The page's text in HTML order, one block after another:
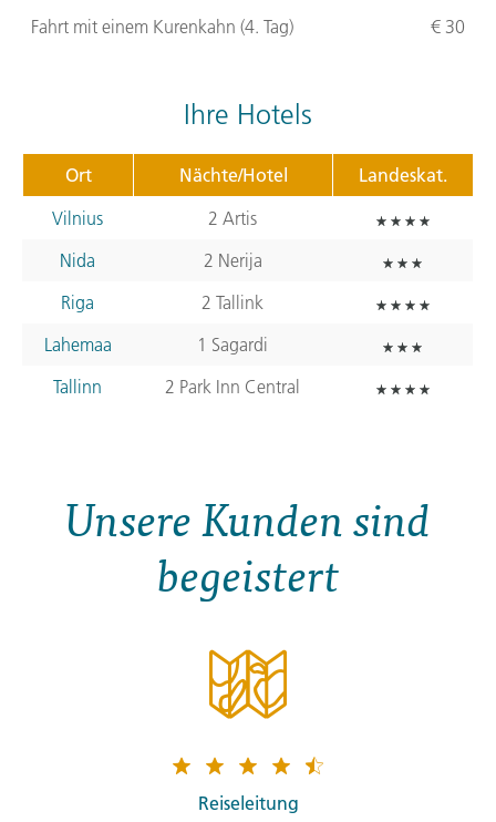
Fahrt mit einem Kurenkahn (4. Tag) € 30
Ihre Hotels
Ort Nächte/Hotel
Landeskat.
Vilnius
2 Artis
Nida
2 Nerija
Riga
2 Tallink
Lahemaa
1 Sagardi
Tallinn
2 Park Inn Central
Unsere Kunden sind
begeistert
Reiseleitung